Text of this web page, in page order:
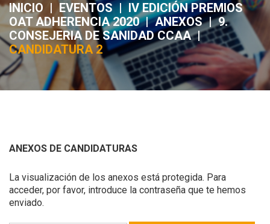
INICIO | EVENTOS | IV EDICIÓN PREMIOS
OAT ADHERENCIA 2020 | ANEXOS | 9.
CONSEJERIA DE SANIDAD CCAA |
CANDIDATURA 2
ANEXOS DE CANDIDATURAS
La visualización de los anexos está protegida. Para
acceder, por favor, introduce la contraseña que te hemos
enviado.